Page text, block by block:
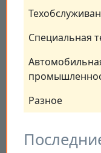
Специальная
Разное